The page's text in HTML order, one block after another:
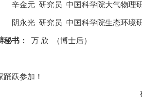
辛金元 研究员 中国科学院大气物理
阴永光 研究员 中国科学院生态环境
秘书： 万 欣 （博士后）
踊跃参加！